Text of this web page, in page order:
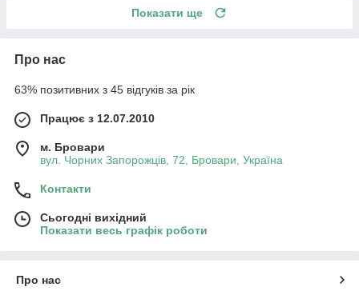
Показати ще
Про нас
63% позитивних з 45 відгуків за рік
Працює з 12.07.2010
м. Бровари
вул. Чорних Запорожців, 72, Бровари, Україна
Контакти
Сьогодні вихідний
Показати весь графік роботи
Про нас